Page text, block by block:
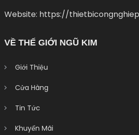
Website: https://
VỀ THẾ GIỚI NGŨ KIM
Giới Thiệu
Cửa Hàng
Tin Tức
Khuyến Mãi